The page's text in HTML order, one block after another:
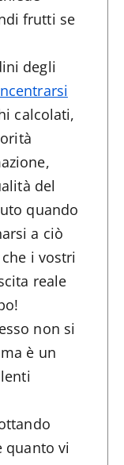
frutti se
degli
calcolati,
del
quando
a ciò
i vostri
reale
non si
è un
quanto vi